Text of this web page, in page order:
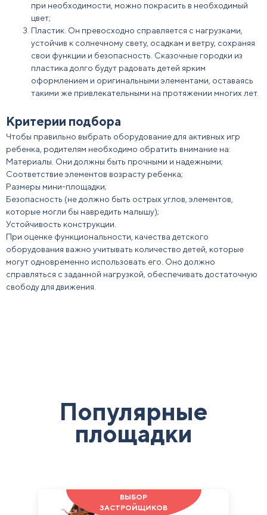
при необходимости, можно покрасить в необходимый
цвет;
Пластик. Он превосходно справляется с нагрузками,
устойчив к солнечному свету, осадкам и ветру, сохраняя
свои функции и безопасность. Сказочные городки из
пластика долго будут радовать детей ярким
оформлением и оригинальными элементами, оставаясь
такими же привлекательными на протяжении многих лет.
Критерии подбора
Чтобы правильно выбрать оборудование для активных игр
ребенка, родителям необходимо обратить внимание на:
Материалы. Они должны быть прочными и надежными;
Соответствие элементов возрасту ребенка;
Размеры мини-площадки;
Безопасность (не должно быть острых углов, элементов,
которые могли бы навредить малышу);
Устойчивость конструкции.
При оценке функциональности, качества детского
оборудования важно учитывать количество детей, которые
могут одновременно использовать его. Оно должно
справляться с заданной нагрузкой, обеспечивать достаточную
свободу для движения.
Популярные
площадки
ВЫБОР
ЗАСТРОЙЩИКОВ